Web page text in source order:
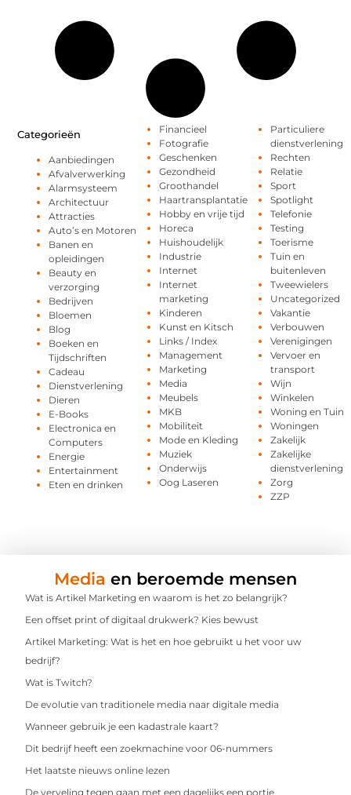
Categorieën
Aanbiedingen
Afvalverwerking
Alarmsysteem
Architectuur
Attracties
Auto’s en Motoren
Banen en
opleidingen
Beauty en
verzorging
Bedrijven
Bloemen
Blog
Boeken en
Tijdschriften
Cadeau
Dienstverlening
Dieren
E-Books
Electronica en
Computers
Energie
Entertainment
Eten en drinken
Financieel
Fotografie
Geschenken
Gezondheid
Groothandel
Haartransplantatie
Hobby en vrije tijd
Horeca
Huishoudelijk
Industrie
Internet
Internet
marketing
Kinderen
Kunst en Kitsch
Links / Index
Management
Marketing
Media
Meubels
MKB
Mobiliteit
Mode en Kleding
Muziek
Onderwijs
Oog Laseren
Particuliere
dienstverlening
Rechten
Relatie
Sport
Spotlight
Telefonie
Testing
Toerisme
Tuin en
buitenleven
Tweewielers
Uncategorized
Vakantie
Verbouwen
Verenigingen
Vervoer en
transport
Wijn
Winkelen
Woning en Tuin
Woningen
Zakelijk
Zakelijke
dienstverlening
Zorg
ZZP
Media en beroemde mensen
Wat is Artikel Marketing en waarom is het zo belangrijk?
Een offset print of digitaal drukwerk? Kies bewust
Artikel Marketing: Wat is het en hoe gebruikt u het voor uw
bedrijf?
Wat is Twitch?
De evolutie van traditionele media naar digitale media
Wanneer gebruik je een kadastrale kaart?
Dit bedrijf heeft een zoekmachine voor 06-nummers
Het laatste nieuws online lezen
De verveling tegen gaan met een dagelijks een portie